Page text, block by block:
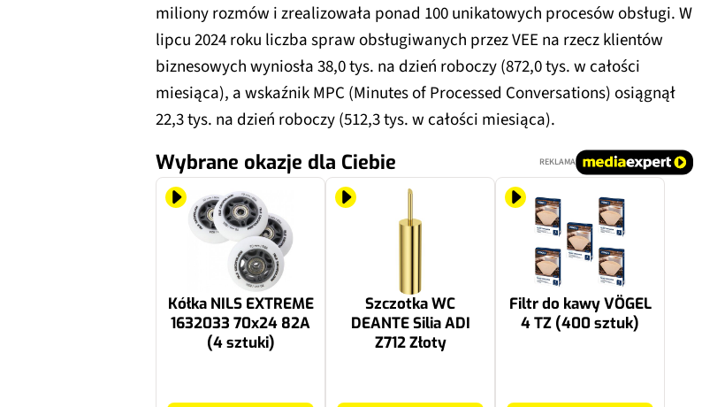
miliony rozmów i zrealizowała ponad 100 unikatowych procesów obsługi. W
lipcu 2024 roku liczba spraw obsługiwanych przez VEE na rzecz klientów
biznesowych wyniosła 38,0 tys. na dzień roboczy (872,0 tys. w całości
miesiąca), a wskaźnik MPC (Minutes of Processed Conversations) osiągnął
22,3 tys. na dzień roboczy (512,3 tys. w całości miesiąca).
Wybrane okazje dla Ciebie REKLAMA
Kółka NILS EXTREME
1632033 70x24 82A
(4 sztuki)
Szczotka WC
DEANTE Silia ADI
Z712 Złoty
Filtr do kawy VÖGEL
4 TZ (400 sztuk)